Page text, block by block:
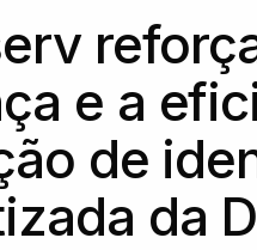
e a
de
da